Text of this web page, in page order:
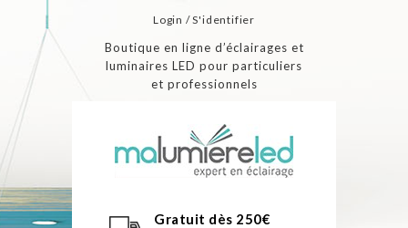
Login / S'identifier
Boutique en ligne d’éclairages et
luminaires LED pour particuliers
et professionnels
Gratuit dès 250€